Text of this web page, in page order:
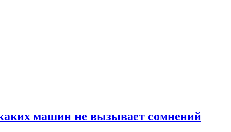
машин не вызывает сомнений